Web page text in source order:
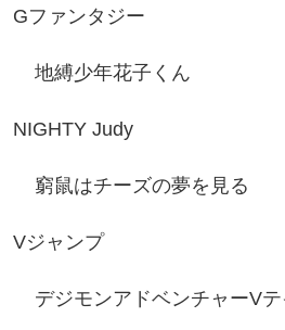
Gファンタジー
地縛少年花子くん
NIGHTY Judy
窮鼠はチーズの夢を見る
Vジャンプ
デジモンアドベンチャーV